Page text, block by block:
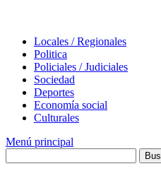
Locales / Regionales
Politica
Policiales / Judiciales
Sociedad
Deportes
Economía social
Culturales
Menú principal